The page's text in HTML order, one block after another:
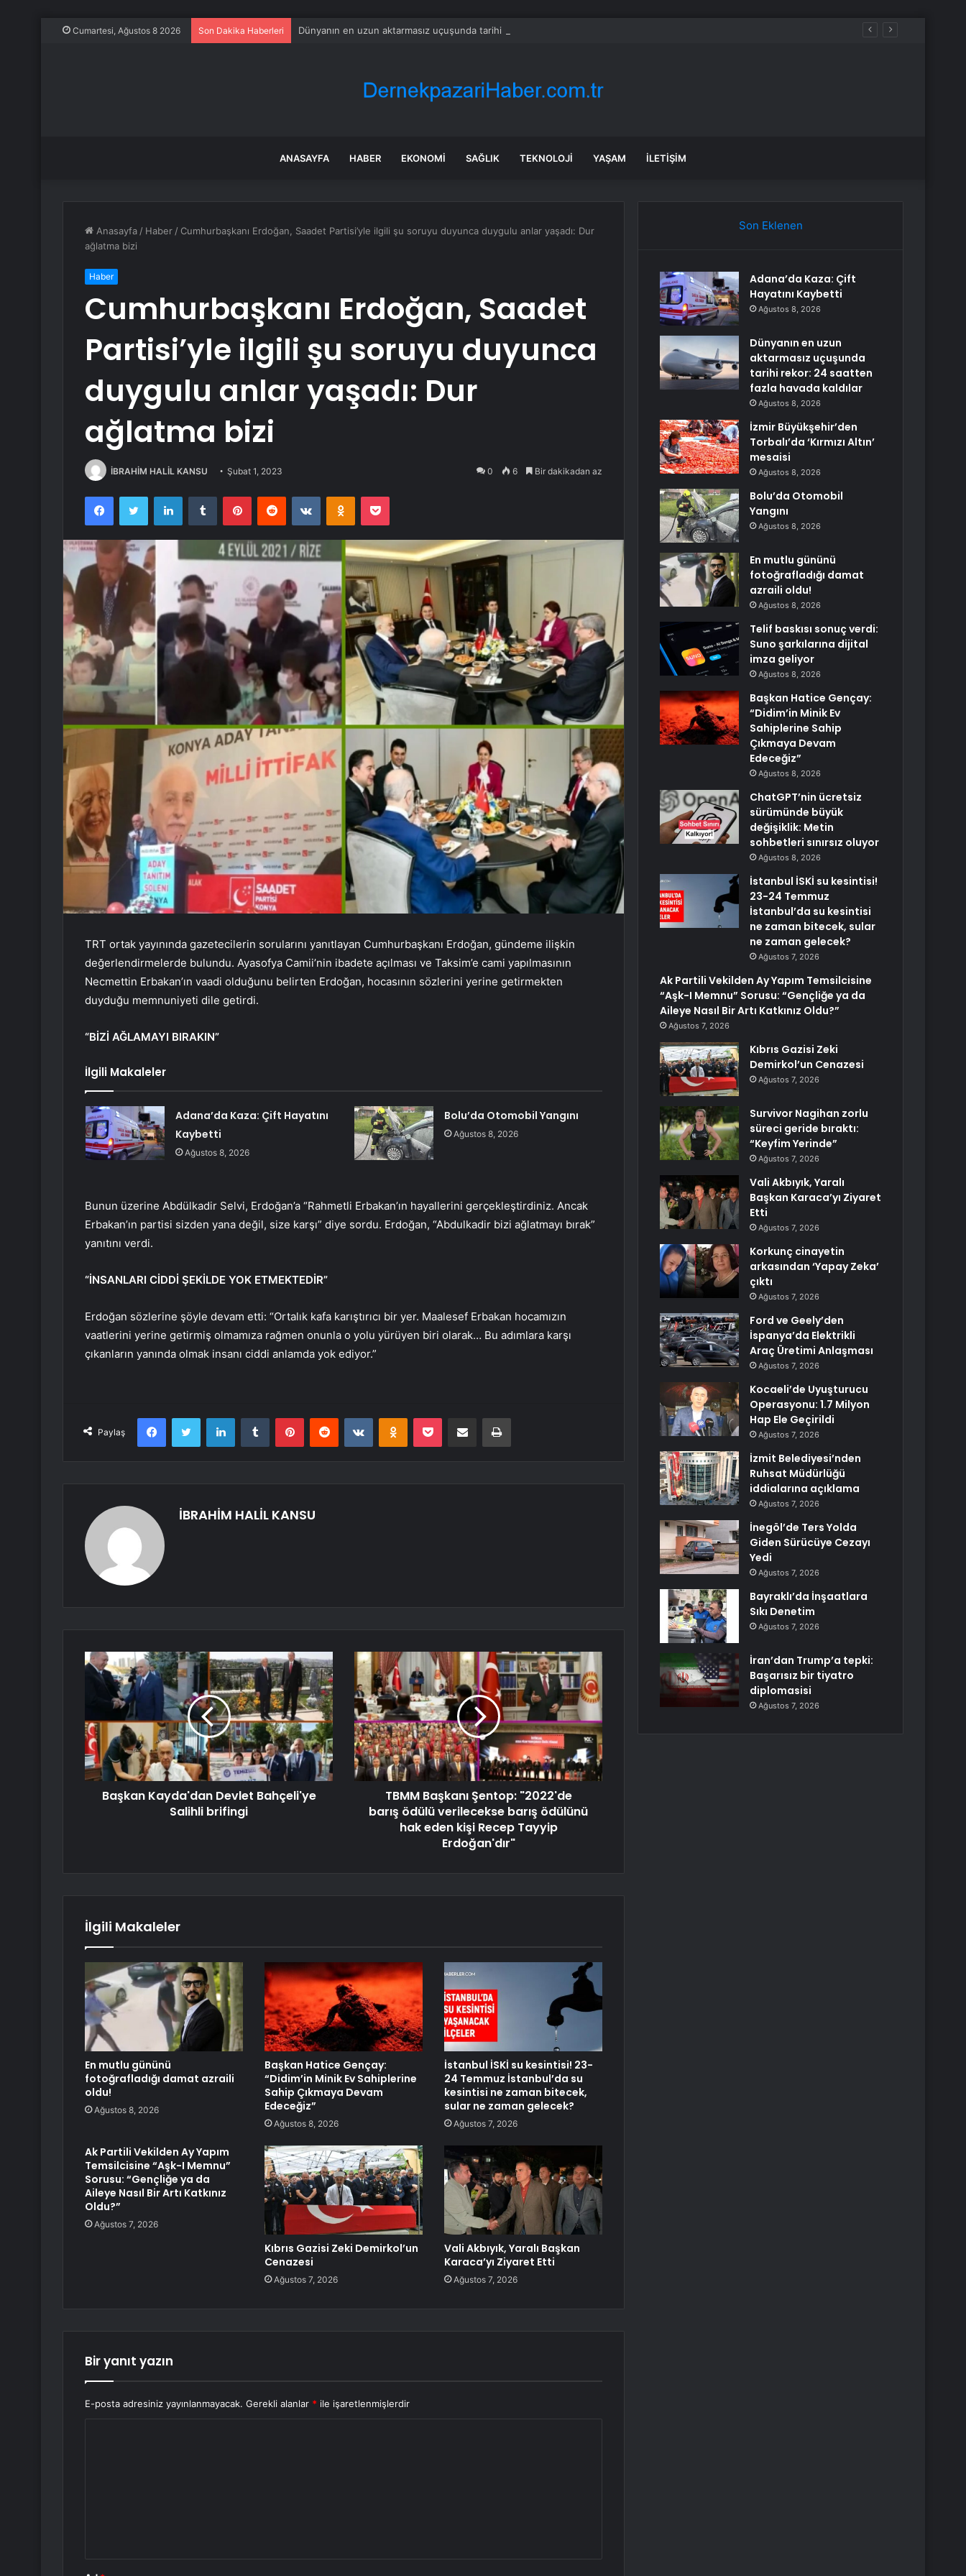
Cumartesi, Ağustos 8 2026 Son Dakika Haberleri Dünyanın en uzun aktarmasız uçuşunda tarihi rekor: 24 saatten fazla havada kaldılar
ANASAYFA HABER EKONOMI SAĞLIK TEKNOLOJI YAŞAM İLETIŞIM
Anasayfa / Haber / Cumhurbaşkanı Erdoğan, Saadet Partisi’yle ilgili şu soruyu duyunca duygulu anlar yaşadı: Dur
ağlatma bizi
Haber
Cumhurbaşkanı Erdoğan, Saadet
Partisi’yle ilgili şu soruyu duyunca
duygulu anlar yaşadı: Dur
ağlatma bizi
İBRAHİM HALİL KANSU Şubat 1, 2023 0 6 Bir dakikadan az
FacebookTwitter LinkedInTumblr PinterestReddit VKontakteOdnoklassniki
Pocket
TRT ortak yayınında gazetecilerin sorularını yanıtlayan Cumhurbaşkanı Erdoğan, gündeme ilişkin
değerlendirmelerde bulundu. Ayasofya Camii’nin ibadete açılması ve Taksim’e cami yapılmasının
Necmettin Erbakan’ın vaadi olduğunu belirten Erdoğan, hocasının sözlerini yerine getirmekten
duyduğu memnuniyeti dile getirdi.
“BİZİ AĞLAMAYI BIRAKIN”
İlgili Makaleler
Adana’da Kaza: Çift Hayatını
Kaybetti
Ağustos 8, 2026
Bolu’da Otomobil Yangını
Ağustos 8, 2026
Bunun üzerine Abdülkadir Selvi, Erdoğan’a “Rahmetli Erbakan’ın hayallerini gerçekleştirdiniz. Ancak
Erbakan’ın partisi sizden yana değil, size karşı” diye sordu. Erdoğan, “Abdulkadir bizi ağlatmayı bırak”
yanıtını verdi.
“İNSANLARI CİDDİ ŞEKİLDE YOK ETMEKTEDİR”
Erdoğan sözlerine şöyle devam etti: “Ortalık kafa karıştırıcı bir yer. Maalesef Erbakan hocamızın
vaatlerini yerine getirmiş olmamıza rağmen onunla o yolu yürüyen biri olarak… Bu adımlara karşı
çıkanların yanında olmak insanı ciddi anlamda yok ediyor.”
Paylaş
FacebookTwitter LinkedInTumblr PinterestReddit VKontakteOdnoklassniki
Pocket E-Posta ile paylaş Yazdır
İBRAHİM HALİL KANSU
Başkan Kayda'dan Devlet Bahçeli'ye
Salihli brifingi
TBMM Başkanı Şentop: "2022'de
barış ödülü verilecekse barış ödülünü
hak eden kişi Recep Tayyip
Erdoğan'dır"
İlgili Makaleler
En mutlu gününü
fotoğrafladığı damat azraili
oldu!
Ağustos 8, 2026
Başkan Hatice Gençay:
“Didim’in Minik Ev Sahiplerine
Sahip Çıkmaya Devam
Edeceğiz”
Ağustos 8, 2026
İstanbul İSKİ su kesintisi! 23-
24 Temmuz İstanbul’da su
kesintisi ne zaman bitecek,
sular ne zaman gelecek?
Ağustos 7, 2026
Ak Partili Vekilden Ay Yapım
Temsilcisine “Aşk-I Memnu”
Sorusu: “Gençliğe ya da
Aileye Nasıl Bir Artı Katkınız
Oldu?”
Ağustos 7, 2026
Kıbrıs Gazisi Zeki Demirkol’un
Cenazesi
Ağustos 7, 2026
Vali Akbıyık, Yaralı Başkan
Karaca’yı Ziyaret Etti
Ağustos 7, 2026
Bir yanıt yazın
E-posta adresiniz yayınlanmayacak. Gerekli alanlar * ile işaretlenmişlerdir
Son Eklenen
Adana’da Kaza: Çift
Hayatını Kaybetti
Ağustos 8, 2026
Dünyanın en uzun
aktarmasız uçuşunda
tarihi rekor: 24 saatten
fazla havada kaldılar
Ağustos 8, 2026
İzmir Büyükşehir’den
Torbalı’da ‘Kırmızı Altın’
mesaisi
Ağustos 8, 2026
Bolu’da Otomobil
Yangını
Ağustos 8, 2026
En mutlu gününü
fotoğrafladığı damat
azraili oldu!
Ağustos 8, 2026
Telif baskısı sonuç verdi:
Suno şarkılarına dijital
imza geliyor
Ağustos 8, 2026
Başkan Hatice Gençay:
“Didim’in Minik Ev
Sahiplerine Sahip
Çıkmaya Devam
Edeceğiz”
Ağustos 8, 2026
ChatGPT’nin ücretsiz
sürümünde büyük
değişiklik: Metin
sohbetleri sınırsız oluyor
Ağustos 8, 2026
İstanbul İSKİ su kesintisi!
23-24 Temmuz
İstanbul’da su kesintisi
ne zaman bitecek, sular
ne zaman gelecek?
Ağustos 7, 2026
Ak Partili Vekilden Ay Yapım Temsilcisine
“Aşk-I Memnu” Sorusu: “Gençliğe ya da
Aileye Nasıl Bir Artı Katkınız Oldu?”
Ağustos 7, 2026
Kıbrıs Gazisi Zeki
Demirkol’un Cenazesi
Ağustos 7, 2026
Survivor Nagihan zorlu
süreci geride bıraktı:
“Keyfim Yerinde”
Ağustos 7, 2026
Vali Akbıyık, Yaralı
Başkan Karaca’yı Ziyaret
Etti
Ağustos 7, 2026
Korkunç cinayetin
arkasından ‘Yapay Zeka’
çıktı
Ağustos 7, 2026
Ford ve Geely’den
İspanya’da Elektrikli
Araç Üretimi Anlaşması
Ağustos 7, 2026
Kocaeli’de Uyuşturucu
Operasyonu: 1.7 Milyon
Hap Ele Geçirildi
Ağustos 7, 2026
İzmit Belediyesi’nden
Ruhsat Müdürlüğü
iddialarına açıklama
Ağustos 7, 2026
İnegöl’de Ters Yolda
Giden Sürücüye Cezayı
Yedi
Ağustos 7, 2026
Bayraklı’da İnşaatlara
Sıkı Denetim
Ağustos 7, 2026
İran’dan Trump’a tepki:
Başarısız bir tiyatro
diplomasisi
Ağustos 7, 2026